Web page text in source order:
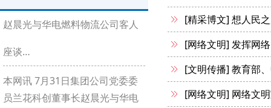
赵晨光与华电燃料物流公司客人
座谈…
本网讯 7月31日集团公司党委委
员兰花科创董事长赵晨光与华电
[精采博文] 想人民
[网络文明] 发挥网
[文明传播] 教育部
[网络文明] 网络文